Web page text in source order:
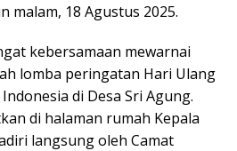
malam, 18 Agustus 2025.
kebersamaan mewarnai
lomba peringatan Hari Ulang
di Desa Sri Agung.
di halaman rumah Kepala
langsung oleh Camat